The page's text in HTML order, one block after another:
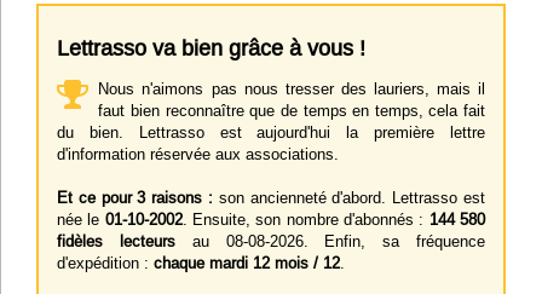
Lettrasso va bien grâce à vous !
Nous n'aimons pas nous tresser des lauriers, mais il
faut bien reconnaître que de temps en temps, cela fait
du bien. Lettrasso est aujourd'hui la première lettre
d'information réservée aux associations.
Et ce pour 3 raisons : son ancienneté d'abord. Lettrasso est
née le 01-10-2002. Ensuite, son nombre d'abonnés : 144 580
fidèles lecteursau 08-08-2026. Enfin, sa fréquence
d'expédition : chaque mardi 12 mois / 12